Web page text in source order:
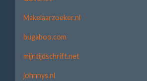
Makelaarzoeker.nl
bugaboo.com
mijntijdschrift.net
johnnys.nl